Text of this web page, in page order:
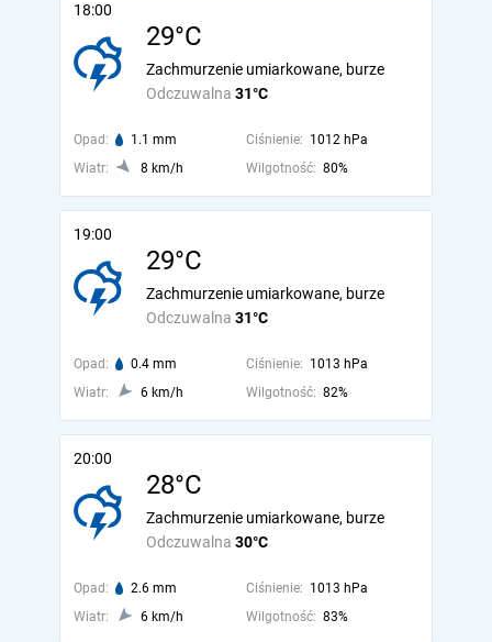
18:00
29°C
Odczuwalna 31°C
Zachmurzenie umiarkowane, burze
Opad: 1.1 mm Ciśnienie: 1012 hPa
Wiatr:
8 km/h Wilgotność: 80%
19:00
29°C
Odczuwalna 31°C
Zachmurzenie umiarkowane, burze
Opad: 0.4 mm Ciśnienie: 1013 hPa
Wiatr:
6 km/h Wilgotność: 82%
20:00
28°C
Odczuwalna 30°C
Zachmurzenie umiarkowane, burze
Opad: 2.6 mm Ciśnienie: 1013 hPa
Wiatr:
6 km/h Wilgotność: 83%